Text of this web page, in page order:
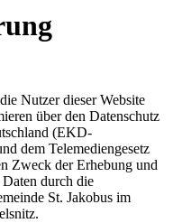
Nutzer dieser Website
über den Datenschutz
(EKD-
dem Telemediengesetz
Zweck der Erhebung und
durch die
St. Jakobus im